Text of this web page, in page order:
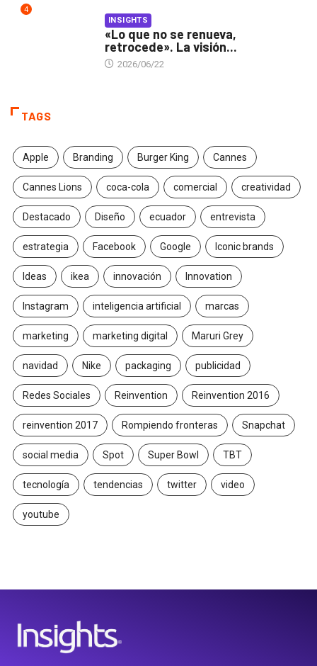
4
INSIGHTS
«Lo que no se renueva,
retrocede». La visión...
2026/06/22
TAGS
Apple Branding Burger King Cannes
Cannes Lions coca-cola comercial creatividad
Destacado Diseño ecuador entrevista
estrategia Facebook Google Iconic brands
Ideas ikea innovación Innovation
Instagram inteligencia artificial marcas
marketing marketing digital Maruri Grey
navidad Nike packaging publicidad
Redes Sociales Reinvention Reinvention 2016
reinvention 2017 Rompiendo fronteras Snapchat
social media Spot Super Bowl TBT
tecnología tendencias twitter video
youtube